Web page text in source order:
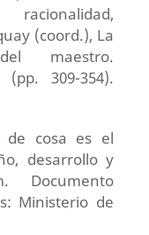
(coord.), La
maestro.
309-354).
de cosa es el
desarrollo y
Documento
Ministerio de